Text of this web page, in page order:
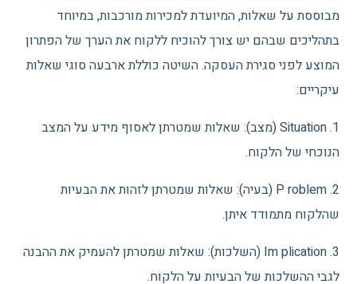
מבוססת על שאלות, המיועדת למכירות מורכבות, במיוחד
בתהליכים שבהם יש צורך להוכיח ללקוח את הערך של הפתרון
המוצע לפני סגירת העסקה. השיטה כוללת ארבעה סוגי שאלות
עיקריים:
1. Situation (מצב): שאלות שמטרתן לאסוף מידע על המצב
הנוכחי של הלקוח.
2. P roblem (בעיה): שאלות שמטרתן לזהות את הבעיות
שהלקוח מתמודד איתן.
3. Im plication (השלכות): שאלות שמטרתן להעמיק את ההבנה
לגבי ההשלכות של הבעיות על הלקוח.